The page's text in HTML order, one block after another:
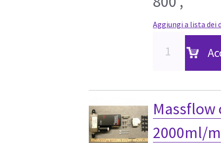
Aggiungi a lista dei
2000ml/